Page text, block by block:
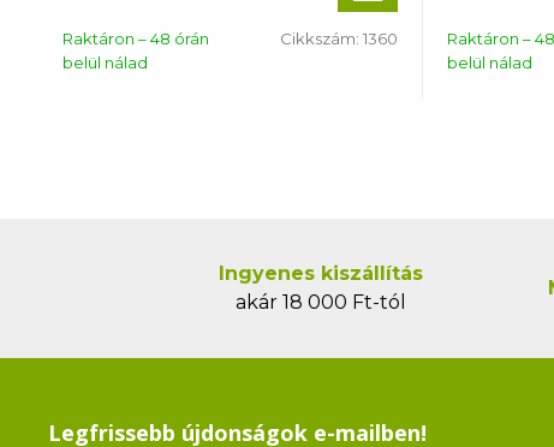
Raktáron – 48 órán
belül nálad
Cikkszám: 1360
Raktáron –
belül nálad
Ingyenes kiszállítás
akár 18 000 Ft-tól
Legfrissebb újdonságok e-mailben!